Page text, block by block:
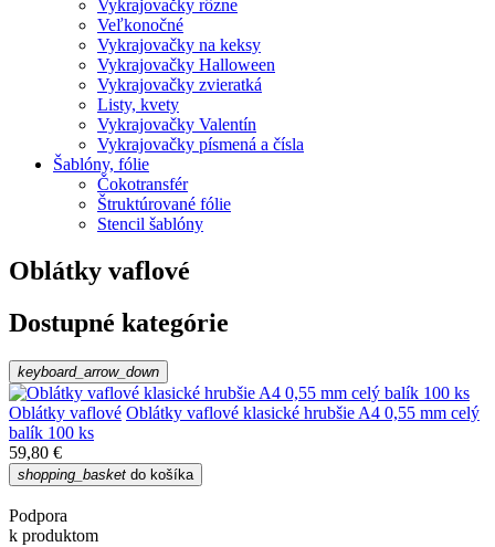
Vykrajovačky rôzne
Veľkonočné
Vykrajovačky na keksy
Vykrajovačky Halloween
Vykrajovačky zvieratká
Listy, kvety
Vykrajovačky Valentín
Vykrajovačky písmená a čísla
Šablóny, fólie
Čokotransfér
Štruktúrované fólie
Stencil šablóny
Oblátky vaflové
Dostupné kategórie
keyboard_arrow_down
Oblátky vaflové Oblátky vaflové klasické hrubšie A4 0,55 mm celý
balík 100 ks
59,80 €
shopping_basket do košíka
Podpora
k produktom